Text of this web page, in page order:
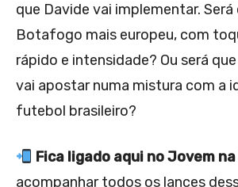
que Davide vai implementar. Será
Botafogo mais europeu, com
rápido e intensidade? Ou será
vai apostar numa mistura com a
futebol brasileiro?
Fica ligado aqui no Jovem
acompanhar todos os lances